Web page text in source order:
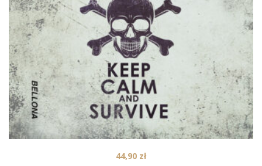
44,90 zł